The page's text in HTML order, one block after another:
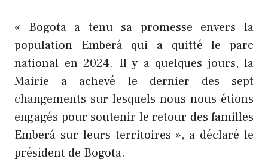
« Bogota a tenu sa promesse envers la
population Emberá qui a quitté le parc
national en 2024. Il y a quelques jours, la
Mairie a achevé le dernier des sept
changements sur lesquels nous nous étions
engagés pour soutenir le retour des familles
Emberá sur leurs territoires », a déclaré le
président de Bogota.